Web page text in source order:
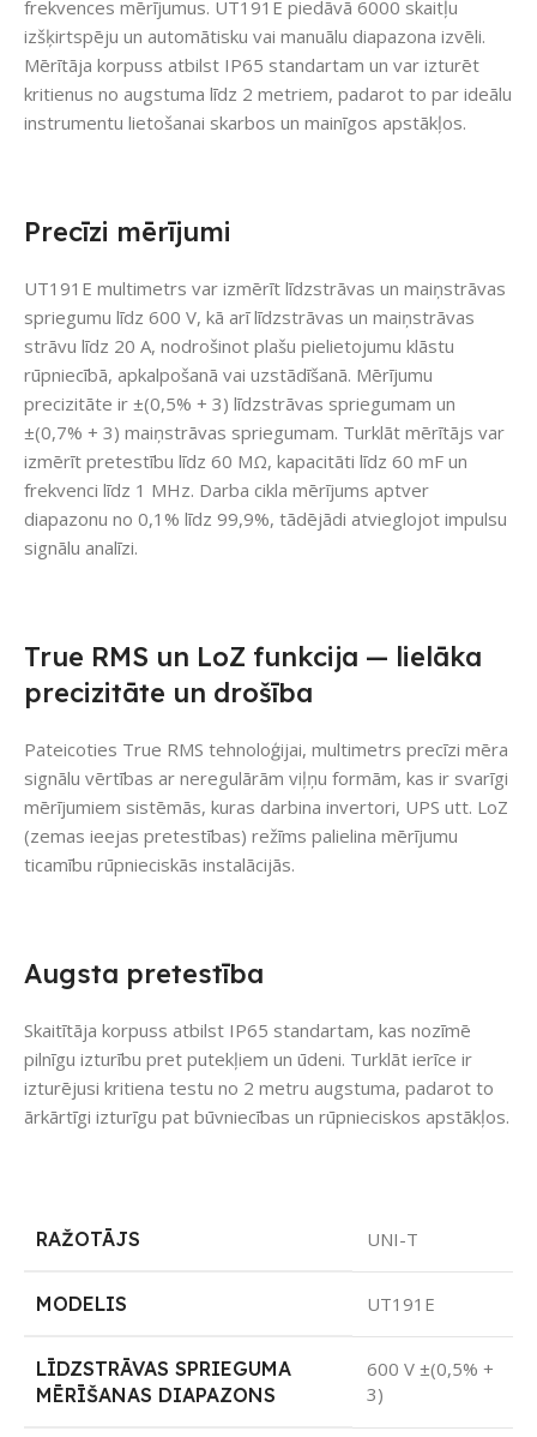
frekvences mērījumus. UT191E piedāvā 6000 skaitļu
izšķirtspēju un automātisku vai manuālu diapazona izvēli.
Mērītāja korpuss atbilst IP65 standartam un var izturēt
kritienus no augstuma līdz 2 metriem, padarot to par ideālu
instrumentu lietošanai skarbos un mainīgos apstākļos.
Precīzi mērījumi
UT191E multimetrs var izmērīt līdzstrāvas un maiņstrāvas
spriegumu līdz 600 V, kā arī līdzstrāvas un maiņstrāvas
strāvu līdz 20 A, nodrošinot plašu pielietojumu klāstu
rūpniecībā, apkalpošanā vai uzstādīšanā. Mērījumu
precizitāte ir ±(0,5% + 3) līdzstrāvas spriegumam un
±(0,7% + 3) maiņstrāvas spriegumam. Turklāt mērītājs var
izmērīt pretestību līdz 60 MΩ, kapacitāti līdz 60 mF un
frekvenci līdz 1 MHz. Darba cikla mērījums aptver
diapazonu no 0,1% līdz 99,9%, tādējādi atvieglojot impulsu
signālu analīzi.
True RMS un LoZ funkcija — lielāka
precizitāte un drošība
Pateicoties True RMS tehnoloģijai, multimetrs precīzi mēra
signālu vērtības ar neregulārām viļņu formām, kas ir svarīgi
mērījumiem sistēmās, kuras darbina invertori, UPS utt. LoZ
(zemas ieejas pretestības) režīms palielina mērījumu
ticamību rūpnieciskās instalācijās.
Augsta pretestība
Skaitītāja korpuss atbilst IP65 standartam, kas nozīmē
pilnīgu izturību pret putekļiem un ūdeni. Turklāt ierīce ir
izturējusi kritiena testu no 2 metru augstuma, padarot to
ārkārtīgi izturīgu pat būvniecības un rūpnieciskos apstākļos.
RAŽOTĀJS UNI-T
MODELIS UT191E
LĪDZSTRĀVAS SPRIEGUMA
MĒRĪŠANAS DIAPAZONS
600 V ±(0,5% +
3)